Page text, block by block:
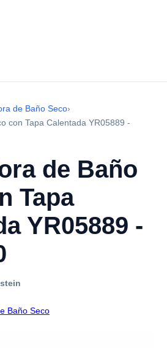
de Baño Seco›
con Tapa Calentada YR05889 -
de Baño
Tapa
YR05889 -
Baño Seco